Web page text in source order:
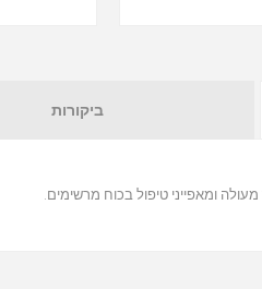
ביקורות
ומאפייני טיפול בכוח מרשימים.